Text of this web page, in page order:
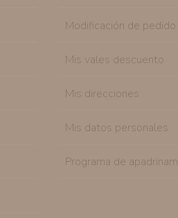
Modificación de
Mis vales descuento
Mis direcciones
Mis datos personales
Programa de